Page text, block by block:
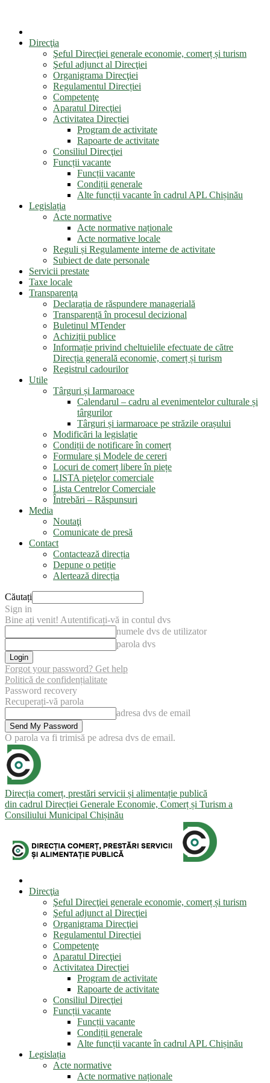
Direcţia
Şeful Direcţiei generale economie, comerț și turism
Şeful adjunct al Direcţiei
Organigrama Direcţiei
Regulamentul Direcției
Competenţe
Aparatul Direcţiei
Activitatea Direcției
Program de activitate
Rapoarte de activitate
Consiliul Direcţiei
Funcții vacante
Funcții vacante
Condiții generale
Alte funcții vacante în cadrul APL Chișinău
Legislația
Acte normative
Acte normative naționale
Acte normative locale
Reguli și Regulamente interne de activitate
Subiect de date personale
Servicii prestate
Taxe locale
Transparenţa
Declarația de răspundere managerială
Transparență în procesul decizional
Buletinul MTender
Achiziții publice
Informație privind cheltuielile efectuate de către
Direcția generală economie, comerț și turism
Registrul cadourilor
Utile
Târguri și Iarmaroace
Calendarul – cadru al evenimentelor culturale și
târgurilor
Târguri și iarmaroace pe străzile orașului
Modificări la legislație
Condiții de notificare în comerț
Formulare şi Modele de cereri
Locuri de comerț libere în piețe
LISTA pieţelor comerciale
Lista Centrelor Comerciale
Întrebări – Răspunsuri
Media
Noutaţi
Comunicate de presă
Contact
Contactează direcția
Depune o petiție
Alertează direcția
Căutați
Sign in
Bine ați venit! Autentificați-vă in contul dvs
numele dvs de utilizator
parola dvs
Forgot your password? Get help
Politică de confidențialitate
Password recovery
Recuperați-vă parola
adresa dvs de email
O parola va fi trimisă pe adresa dvs de email.
Direcția comerț, prestări servicii și alimentație publică
din cadrul Direcției Generale Economie, Comerț și Turism a
Consiliului Municipal Chișinău
Direcţia
Şeful Direcţiei generale economie, comerț și turism
Şeful adjunct al Direcţiei
Organigrama Direcţiei
Regulamentul Direcției
Competenţe
Aparatul Direcţiei
Activitatea Direcției
Program de activitate
Rapoarte de activitate
Consiliul Direcţiei
Funcții vacante
Funcții vacante
Condiții generale
Alte funcții vacante în cadrul APL Chișinău
Legislația
Acte normative
Acte normative naționale